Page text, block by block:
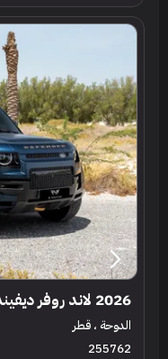
2026 لاند روفر ديفيندر اوكتا
الدوحة ، قطر
255762